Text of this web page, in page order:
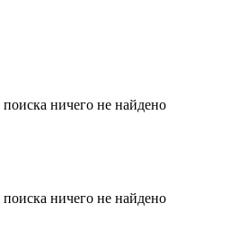
ничего не найдено
ничего не найдено